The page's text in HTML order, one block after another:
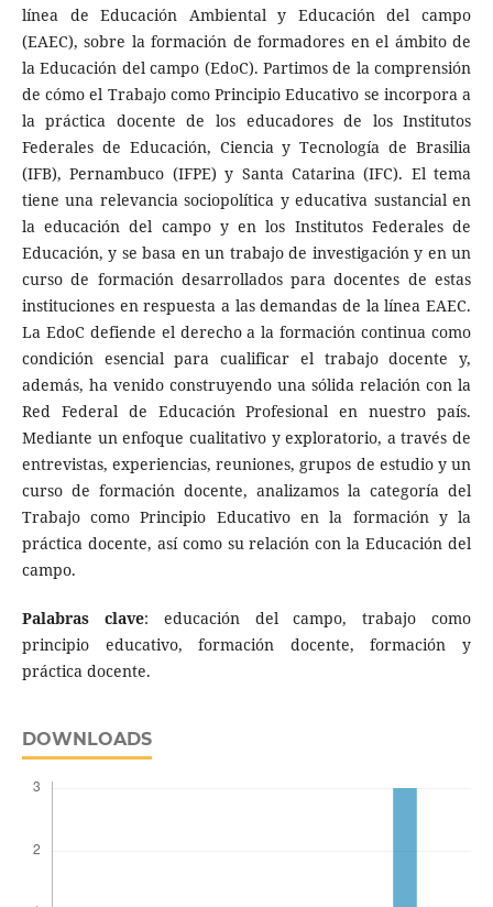
línea de Educación Ambiental y Educación del campo
(EAEC), sobre la formación de formadores en el ámbito de
la Educación del campo (EdoC). Partimos de la comprensión
de cómo el Trabajo como Principio Educativo se incorpora a
la práctica docente de los educadores de los Institutos
Federales de Educación, Ciencia y Tecnología de Brasilia
(IFB), Pernambuco (IFPE) y Santa Catarina (IFC). El tema
tiene una relevancia sociopolítica y educativa sustancial en
la educación del campo y en los Institutos Federales de
Educación, y se basa en un trabajo de investigación y en un
curso de formación desarrollados para docentes de estas
instituciones en respuesta a las demandas de la línea EAEC.
La EdoC defiende el derecho a la formación continua como
condición esencial para cualificar el trabajo docente y,
además, ha venido construyendo una sólida relación con la
Red Federal de Educación Profesional en nuestro país.
Mediante un enfoque cualitativo y exploratorio, a través de
entrevistas, experiencias, reuniones, grupos de estudio y un
curso de formación docente, analizamos la categoría del
Trabajo como Principio Educativo en la formación y la
práctica docente, así como su relación con la Educación del
campo.
Palabras clave: educación del campo, trabajo como
principio educativo, formación docente, formación y
práctica docente.
DOWNLOADS